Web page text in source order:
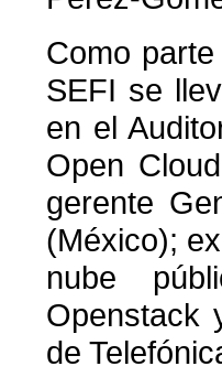
Como
SEFI se
en el
Open
gerente
(México);
nube
Openstack
de